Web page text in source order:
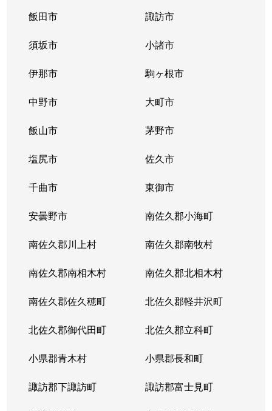
飯田市 諏訪市
須坂市 小諸市
伊那市 駒ヶ根市
中野市 大町市
飯山市 茅野市
塩尻市 佐久市
千曲市 東御市
安曇野市 南佐久郡小海町
南佐久郡川上村 南佐久郡南牧村
南佐久郡南相木村 南佐久郡北相木村
南佐久郡佐久穂町 北佐久郡軽井沢町
北佐久郡御代田町 北佐久郡立科町
小県郡青木村 小県郡長和町
諏訪郡下諏訪町 諏訪郡富士見町